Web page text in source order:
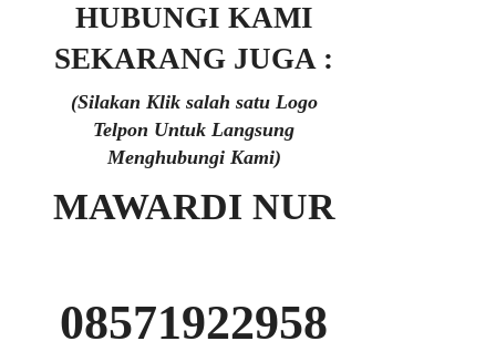
HUBUNGI KAMI
SEKARANG JUGA :
(Silakan Klik salah satu Logo
Telpon Untuk Langsung
Menghubungi Kami)
MAWARDI NUR
08571922958